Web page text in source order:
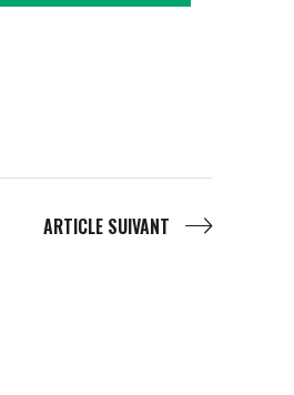
ARTICLE SUIVANT